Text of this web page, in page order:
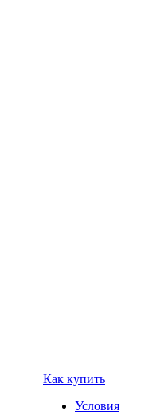
Как купить
Условия